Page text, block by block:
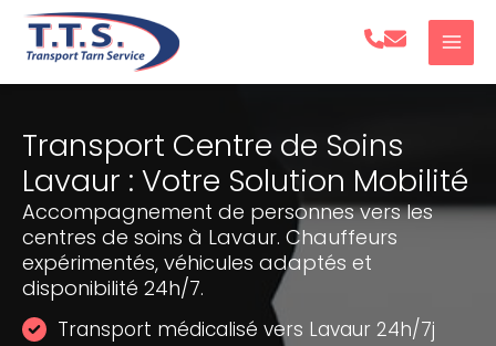
Aller
Transport Centre de Soins
Lavaur : Votre Solution Mobilité
Accompagnement de personnes vers les
centres de soins à Lavaur. Chauffeurs
expérimentés, véhicules adaptés et
disponibilité 24h/7.
Transport médicalisé vers Lavaur 24h/7j